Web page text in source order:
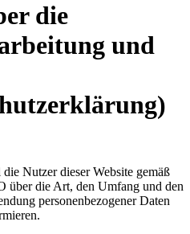
die
und
Nutzer dieser Website gemäß
über die Art, den Umfang und den
personenbezogener Daten